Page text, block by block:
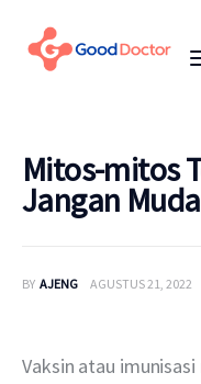
Mengapa
Mitos-mitos
Jangan
BY AJENG AGUSTUS 21, 2022
Vaksin atau